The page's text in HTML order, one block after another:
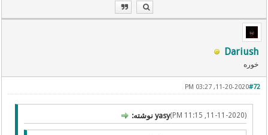
Dariush
خوره
#72
11-20-2020, 03:27 PM
(11-11-2020, 11:15 PM) yasy نوشته: